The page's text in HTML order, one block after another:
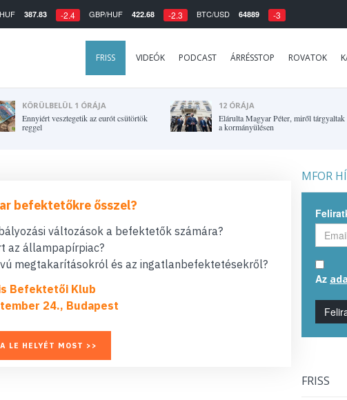
387.83 -2.4 GBP/HUF 422.68 -2.3 BTC/USD 64889 -3
FRISS VIDEÓK PODCAST ÁRRÉSSTOP ROVATOK
KÖRÜLBELÜL 1 ÓRÁJA
Ennyiért vesztegetik az eurót csütörtök
reggel
12 ÓRÁJA
Elárulta Magyar Péter, miről tárgyaltak
a kormányülésen
befektetőkre ősszel?
változások a befektetők számára?
az állampapírpiac?
megtakarításokról és az ingatlanbefektetésekről?
Befektetői Klub
24., Budapest
LE HELYÉT MOST >>
MFOR
Az
FRISS